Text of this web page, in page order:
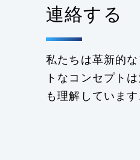
連絡する
私たちは革新的
トなコンセプト
も理解しています.